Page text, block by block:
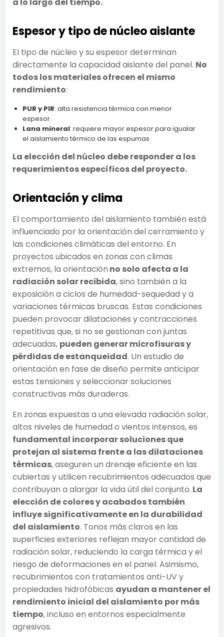
Espesor y tipo de núcleo aislante
El tipo de núcleo y su espesor determinan
directamente la capacidad aislante del panel. No
todos los materiales ofrecen el mismo
rendimiento:
PUR y PIR: alta resistencia térmica con menor
espesor.
Lana mineral: requiere mayor espesor para igualar
el aislamiento térmico de las espumas.
La elección del núcleo debe responder a los
requerimientos específicos del proyecto.
Orientación y clima
El comportamiento del aislamiento también está
influenciado por la orientación del cerramiento y
las condiciones climáticas del entorno. En
proyectos ubicados en zonas con climas
extremos, la orientación no solo afecta a la
radiación solar recibida, sino también a la
exposición a ciclos de humedad-sequedad y a
variaciones térmicas bruscas. Estas condiciones
pueden provocar dilataciones y contracciones
repetitivas que, si no se gestionan con juntas
adecuadas, pueden generar microfisuras y
pérdidas de estanqueidad. Un estudio de
orientación en fase de diseño permite anticipar
estas tensiones y seleccionar soluciones
constructivas más duraderas.
En zonas expuestas a una elevada radiación solar,
altos niveles de humedad o vientos intensos, es
fundamental incorporar soluciones que
protejan al sistema frente a las dilataciones
térmicas, aseguren un drenaje eficiente en las
cubiertas y utilicen recubrimientos adecuados que
contribuyan a alargar la vida útil del conjunto. La
elección de colores y acabados también
influye significativamente en la durabilidad
del aislamiento. Tonos más claros en las
superficies exteriores reflejan mayor cantidad de
radiación solar, reduciendo la carga térmica y el
riesgo de deformaciones en el panel. Asimismo,
recubrimientos con tratamientos anti-UV y
propiedades hidrofóbicas ayudan a mantener el
rendimiento inicial del aislamiento por más
tiempo, incluso en entornos especialmente
agresivos.